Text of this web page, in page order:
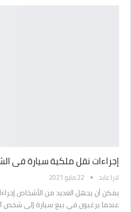
إجراءات نقل ملكية سيارة فى
لارا عابد 22 مايو 2021
يمكن أن يجهل العديد من الأشخاص
عندما يرغبون في بيع سيارة إلى شخص